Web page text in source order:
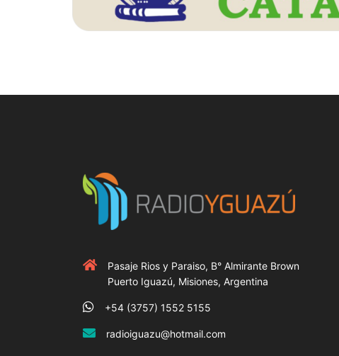
Pasaje Rios y Paraiso, B° Almirante Brown
Puerto Iguazú, Misiones, Argentina
+54 (3757) 1552 5155
radioiguazu@hotmail.com